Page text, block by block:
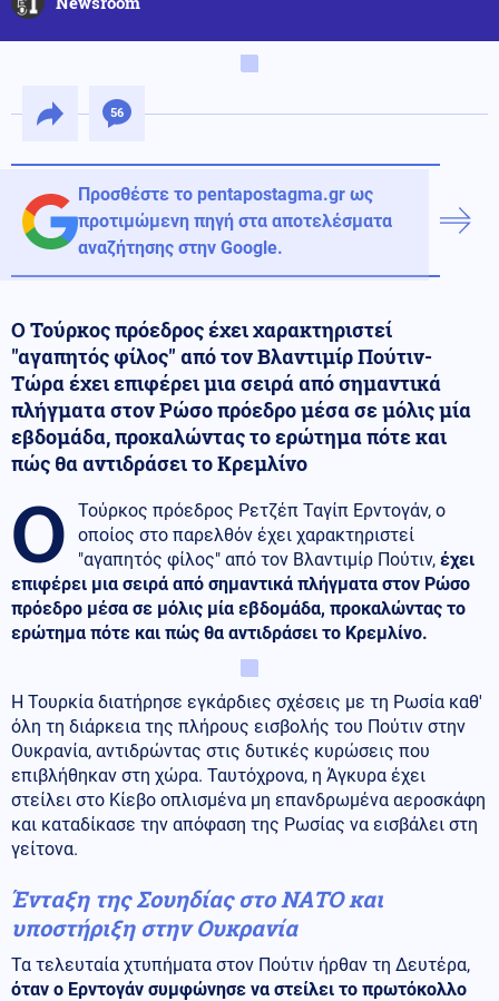
56
Προσθέστε το pentapostagma.gr ως
προτιμώμενη πηγή στα αποτελέσματα
αναζήτησης στην Google.
Ο Τούρκος πρόεδρος έχει χαρακτηριστεί
"αγαπητός φίλος" από τον Βλαντιμίρ Πούτιν-
Τώρα έχει επιφέρει μια σειρά από σημαντικά
πλήγματα στον Ρώσο πρόεδρο μέσα σε μόλις μία
εβδομάδα, προκαλώντας το ερώτημα πότε και
πώς θα αντιδράσει το Κρεμλίνο
Ο
Τούρκος πρόεδρος Ρετζέπ Ταγίπ Ερντογάν, ο
οποίος στο παρελθόν έχει χαρακτηριστεί
"αγαπητός φίλος" από τον Βλαντιμίρ Πούτιν, έχει
επιφέρει μια σειρά από σημαντικά πλήγματα στον Ρώσο
πρόεδρο μέσα σε μόλις μία εβδομάδα, προκαλώντας το
ερώτημα πότε και πώς θα αντιδράσει το Κρεμλίνο.
Η Τουρκία διατήρησε εγκάρδιες σχέσεις με τη Ρωσία καθ'
όλη τη διάρκεια της πλήρους εισβολής του Πούτιν στην
Ουκρανία, αντιδρώντας στις δυτικές κυρώσεις που
επιβλήθηκαν στη χώρα. Ταυτόχρονα, η Άγκυρα έχει
στείλει στο Κίεβο οπλισμένα μη επανδρωμένα αεροσκάφη
και καταδίκασε την απόφαση της Ρωσίας να εισβάλει στη
γείτονα.
Ένταξη της Σουηδίας στο ΝΑΤΟ και
υποστήριξη στην Ουκρανία
Τα τελευταία χτυπήματα στον Πούτιν ήρθαν τη Δευτέρα,
όταν ο Ερντογάν συμφώνησε να στείλει το πρωτόκολλο